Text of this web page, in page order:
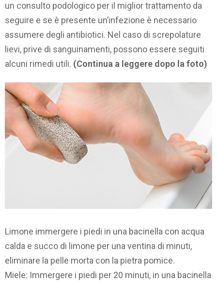
un consulto podologico per il miglior trattamento da
seguire e se è presente un’infezione è necessario
assumere degli antibiotici. Nel caso di screpolature
lievi, prive di sanguinamenti, possono essere seguiti
alcuni rimedi utili. (Continua a leggere dopo la foto)
Limone immergere i piedi in una bacinella con acqua
calda e succo di limone per una ventina di minuti,
eliminare la pelle morta con la pietra pomice.
Miele: Immergere i piedi per 20 minuti, in una bacinella